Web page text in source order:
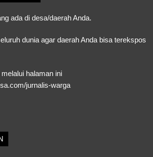
ada di desa/daerah Anda.
dunia agar daerah Anda bisa terekspos
halaman ini
jurnalis-warga